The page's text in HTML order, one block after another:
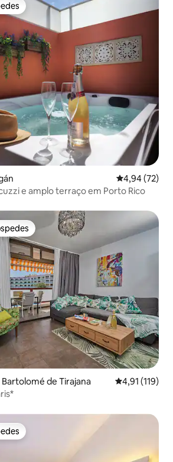
4,94 de uma
4,94 (72)
e amplo terraço em Porto Rico
dos hóspedes
de Tirajana 4,91 de uma
4,91 (119)